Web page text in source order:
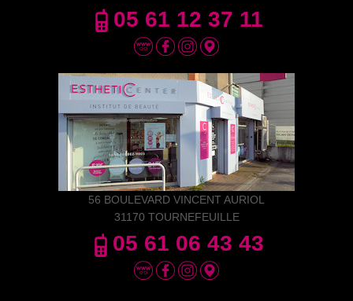
05 61 12 37 11
56 BOULEVARD VINCENT AURIOL
31170 TOURNEFEUILLE
05 61 06 43 43